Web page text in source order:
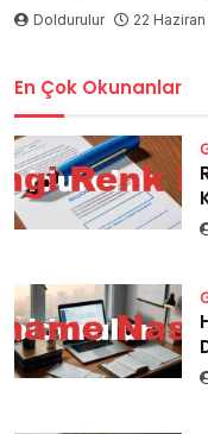
Doldurulur 22
En Çok Okunanlar